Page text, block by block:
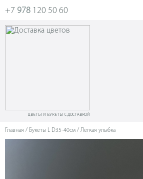
+7 978 120 50 60
ЦВЕТЫ И БУКЕТЫ С ДОСТАВКОЙ
Главная / Букеты L D35-40см / Легкая улыбка